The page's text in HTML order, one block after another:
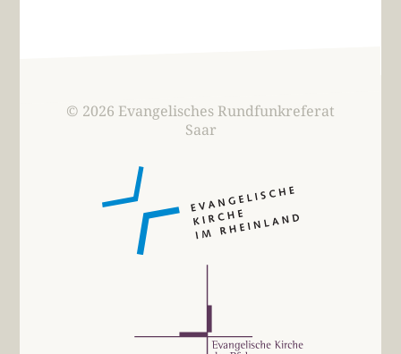
© 2026 Evangelisches Rundfunkreferat
Saar